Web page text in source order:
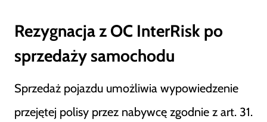
Rezygnacja z OC InterRisk po
sprzedaży samochodu
Sprzedaż pojazdu umożliwia wypowiedzenie
przejętej polisy przez nabywcę zgodnie z art. 31.